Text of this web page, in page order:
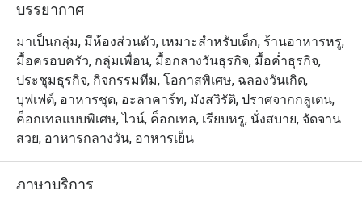
บรรยากาศ
มาเป็นกลุ่ม, มีห้องส่วนตัว, เหมาะสำหรับเด็ก, ร้านอาหารหรู,
มื้อครอบครัว, กลุ่มเพื่อน, มื้อกลางวันธุรกิจ, มื้อค่ำธุรกิจ,
ประชุมธุรกิจ, กิจกรรมทีม, โอกาสพิเศษ, ฉลองวันเกิด,
บุฟเฟต์, อาหารชุด, อะลาคาร์ท, มังสวิรัติ, ปราศจากกลูเตน,
ค็อกเทลแบบพิเศษ, ไวน์, ค็อกเทล, เรียบหรู, นั่งสบาย, จัดจาน
สวย, อาหารกลางวัน, อาหารเย็น
ภาษาบริการ